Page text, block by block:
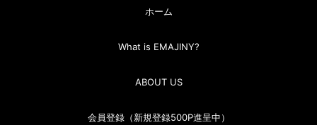
ホーム
What is EMAJINY?
ABOUT US
会員登録（新規登録500P進呈中）